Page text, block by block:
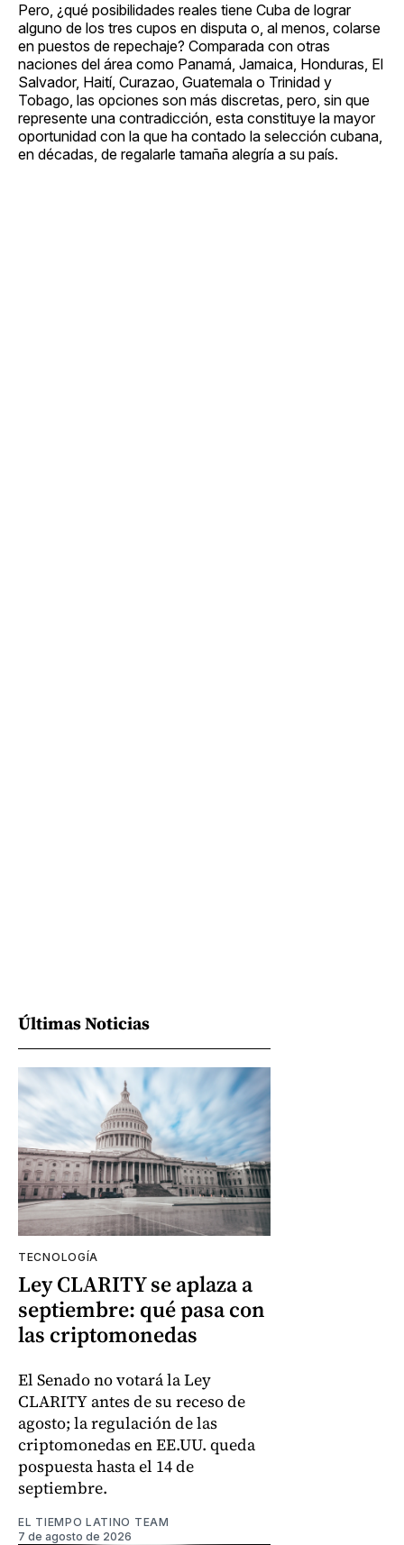
Pero, ¿qué posibilidades reales tiene Cuba de lograr
alguno de los tres cupos en disputa o, al menos, colarse
en puestos de repechaje? Comparada con otras
naciones del área como Panamá, Jamaica, Honduras, El
Salvador, Haití, Curazao, Guatemala o Trinidad y
Tobago, las opciones son más discretas, pero, sin que
represente una contradicción, esta constituye la mayor
oportunidad con la que ha contado la selección cubana,
en décadas, de regalarle tamaña alegría a su país.
Últimas Noticias
TECNOLOGÍA
Ley CLARITY se aplaza a
septiembre: qué pasa con
las criptomonedas
El Senado no votará la Ley
CLARITY antes de su receso de
agosto; la regulación de las
criptomonedas en EE.UU. queda
pospuesta hasta el 14 de
septiembre.
EL TIEMPO LATINO TEAM
7 de agosto de 2026